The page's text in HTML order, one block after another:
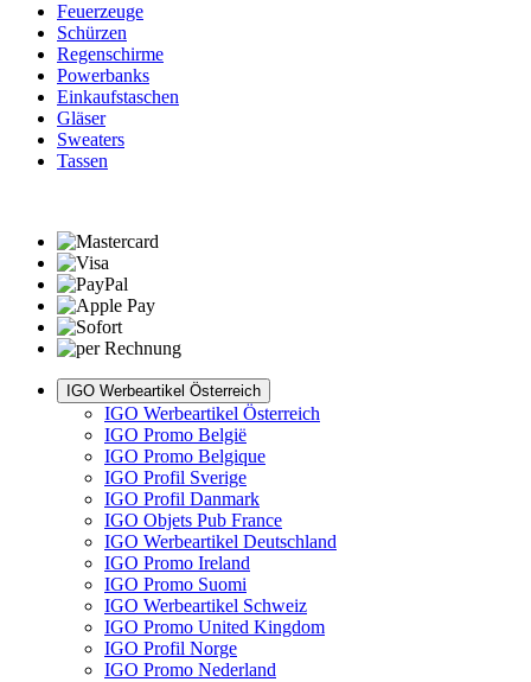
Feuerzeuge
Schürzen
Regenschirme
Powerbanks
Einkaufstaschen
Gläser
Sweaters
Tassen
IGO Werbeartikel Österreich
IGO Werbeartikel Österreich
IGO Promo België
IGO Promo Belgique
IGO Profil Sverige
IGO Profil Danmark
IGO Objets Pub France
IGO Werbeartikel Deutschland
IGO Promo Ireland
IGO Promo Suomi
IGO Werbeartikel Schweiz
IGO Promo United Kingdom
IGO Profil Norge
IGO Promo Nederland